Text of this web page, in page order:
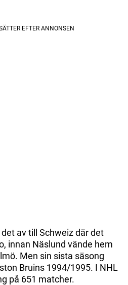
av till Schweiz där det
innan Näslund vände hem
Men sin sista säsong
Bruins 1994/1995. I NHL
på 651 matcher.